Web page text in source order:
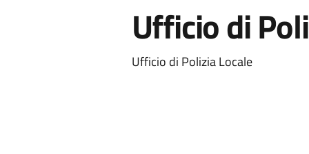
Ufficio di
Ufficio di Polizia Locale